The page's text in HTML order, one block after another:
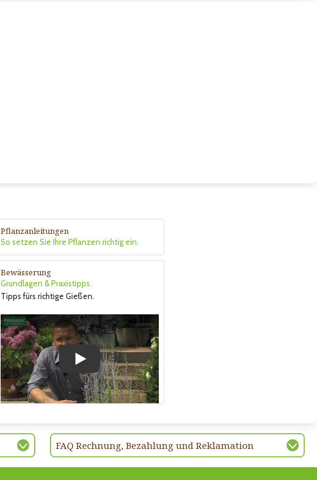
Pflanzanleitungen
So setzen Sie Ihre Pflanzen richtig ein.
Bewässerung
Grundlagen & Praxistipps.
Tipps fürs richtige Gießen.
Play
FAQ Rechnung, Bezahlung und Reklamation